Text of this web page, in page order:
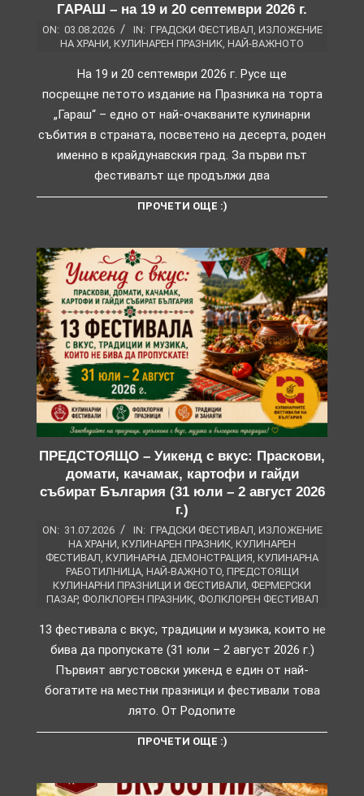
ГАРАШ – на 19 и 20 септември 2026 г.
ON: 03.08.2026 IN: ГРАДСКИ ФЕСТИВАЛ ИЗЛОЖЕНИЕ
НА ХРАНИ КУЛИНАРЕН ПРАЗНИК НАЙ-ВАЖНОТО
На 19 и 20 септември 2026 г. Русе ще
посрещне петото издание на Празника на торта
„Гараш“ – едно от най-очакваните кулинарни
събития в страната, посветено на десерта, роден
именно в крайдунавския град. За първи път
фестивалът ще продължи два
ПРОЧЕТИ ОЩЕ :)
ПРЕДСТОЯЩО – Уикенд с вкус: Праскови,
домати, качамак, картофи и гайди
събират България (31 юли – 2 август 2026
г.)
ON: 31.07.2026 IN: ГРАДСКИ ФЕСТИВАЛ, ИЗЛОЖЕНИЕ
НА ХРАНИ, КУЛИНАРЕН ПРАЗНИК, КУЛИНАРЕН
ФЕСТИВАЛ, КУЛИНАРНА ДЕМОНСТРАЦИЯ, КУЛИНАРНА
РАБОТИЛНИЦА, НАЙ-ВАЖНОТО, ПРЕДСТОЯЩИ
КУЛИНАРНИ ПРАЗНИЦИ И ФЕСТИВАЛИ, ФЕРМЕРСКИ
ПАЗАР, ФОЛКЛОРЕН ПРАЗНИК, ФОЛКЛОРЕН ФЕСТИВАЛ
13 фестивала с вкус, традиции и музика, които не
бива да пропускате (31 юли – 2 август 2026 г.)
Първият августовски уикенд е един от най-
богатите на местни празници и фестивали това
лято. От Родопите
ПРОЧЕТИ ОЩЕ :)